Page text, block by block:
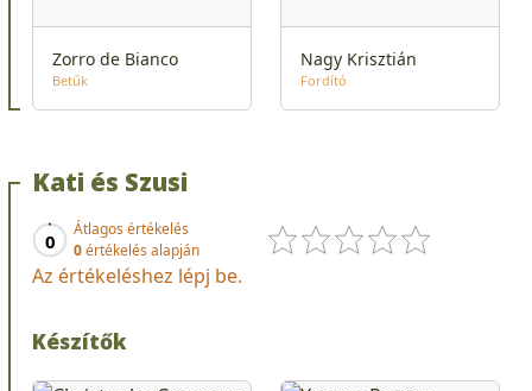
Zorro de Bianco
Betűk
Nagy Krisztián
Fordító
Kati és Szusi
0
Átlagos értékelés
0értékelés alapján
Az értékeléshez lépj be.
Készítők